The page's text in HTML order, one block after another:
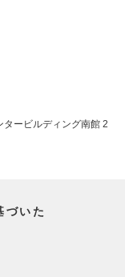
ービルディング南館 2
づいた